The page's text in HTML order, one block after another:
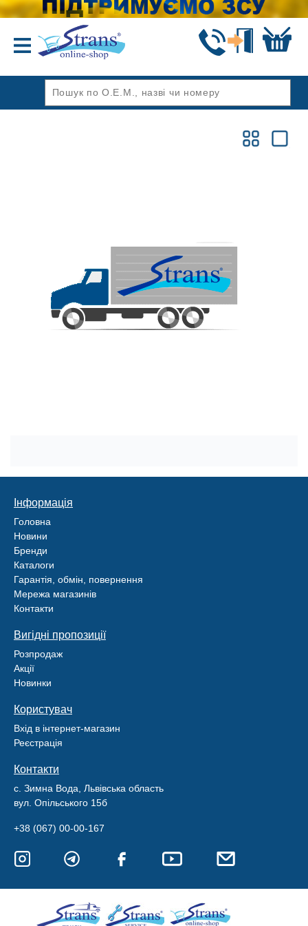
Інформація
Головна
Новини
Бренди
Каталоги
Гарантія, обмін, повернення
Мережа магазинів
Контакти
Вигідні пропозиції
Розпродаж
Акції
Новинки
Користувач
Вхід в інтернет-магазин
Реєстрація
Контакти
с. Зимна Вода, Львівська область
вул. Опільського 15б
+38 (067) 00-00-167